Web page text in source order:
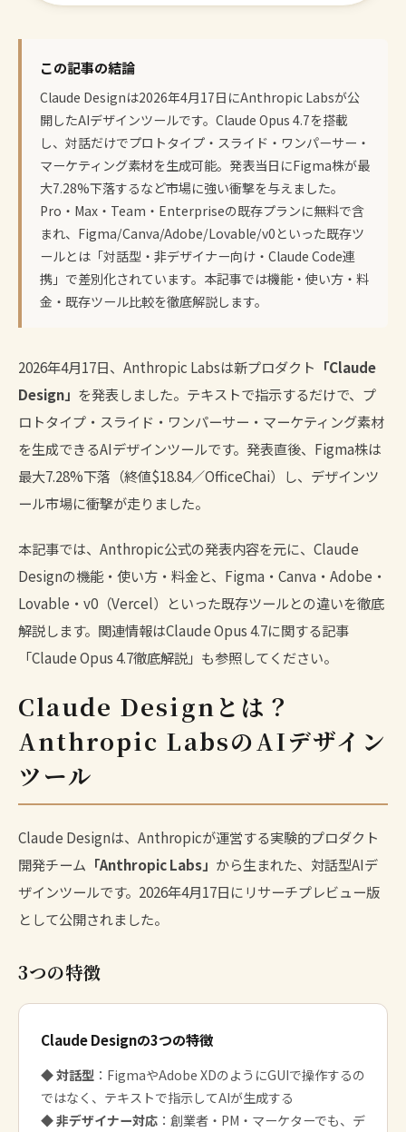
この記事の結論
Claude Designは2026年4月17日にAnthropic Labsが公
開したAIデザインツールです。Claude Opus 4.7を搭載
し、対話だけでプロトタイプ・スライド・ワンパーサー・
マーケティング素材を生成可能。発表当日にFigma株が最
大7.28%下落するなど市場に強い衝撃を与えました。
Pro・Max・Team・Enterpriseの既存プランに無料で含
まれ、Figma/Canva/Adobe/Lovable/v0といった既存ツ
ールとは「対話型・非デザイナー向け・Claude Code連
携」で差別化されています。本記事では機能・使い方・料
金・既存ツール比較を徹底解説します。
2026年4月17日、Anthropic Labsは新プロダクト 「Claude
Design」 を発表しました。テキストで指示するだけで、プ
ロトタイプ・スライド・ワンパーサー・マーケティング素材
を生成できるAIデザインツールです。発表直後、Figma株は
最大7.28%下落（終値$18.84／OfficeChai）し、デザインツ
ール市場に衝撃が走りました。
本記事では、 Anthropic公式の発表内容を元に、Claude
Designの機能・使い方・料金と、Figma・Canva・Adobe・
Lovable・v0（Vercel）といった既存ツールとの違いを徹底
解説します。関連情報はClaude Opus 4.7に関する記事
「Claude Opus 4.7徹底解説」も参照してください。
Claude Designとは？
Anthropic LabsのAIデザイン
ツール
Claude Designは、Anthropicが運営する実験的プロダクト
開発チーム 「Anthropic Labs」 から生まれた、対話型AIデ
ザインツールです。2026年4月17日にリサーチプレビュー版
として公開されました。
3つの特徴
Claude Designの3つの特徴
◆対話型 ：FigmaやAdobe XDのようにGUIで操作するの
ではなく、テキストで指示してAIが生成する
◆非デザイナー対応 ：創業者・PM・マーケターでも、デ